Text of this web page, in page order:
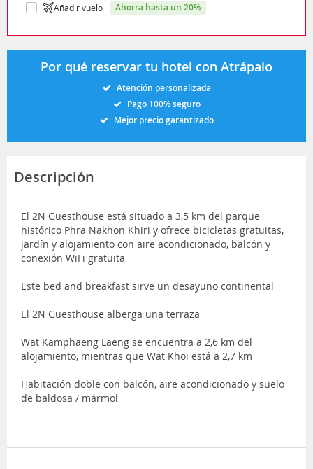
Añadir vuelo ahorra hasta un 20%
Por qué reservar tu hotel con Atrápalo
Atención personalizada
Pago 100% seguro
Mejor precio garantizado
Descripción
El 2N Guesthouse está situado a 3,5 km del parque
histórico Phra Nakhon Khiri y ofrece bicicletas gratuitas,
jardín y alojamiento con aire acondicionado, balcón y
conexión WiFi gratuita
Este bed and breakfast sirve un desayuno continental
El 2N Guesthouse alberga una terraza
Wat Kamphaeng Laeng se encuentra a 2,6 km del
alojamiento, mientras que Wat Khoi está a 2,7 km
Habitación doble con balcón, aire acondicionado y suelo
de baldosa / mármol